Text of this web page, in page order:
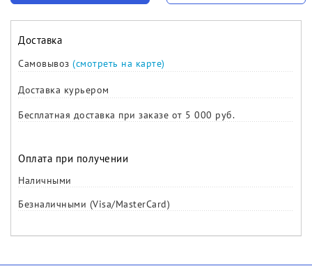
Доставка
Самовывоз (смотреть на карте)
Доставка курьером
Бесплатная доставка при заказе от 5 000 руб.
Оплата при получении
Наличными
Безналичными (Visa/MasterCard)